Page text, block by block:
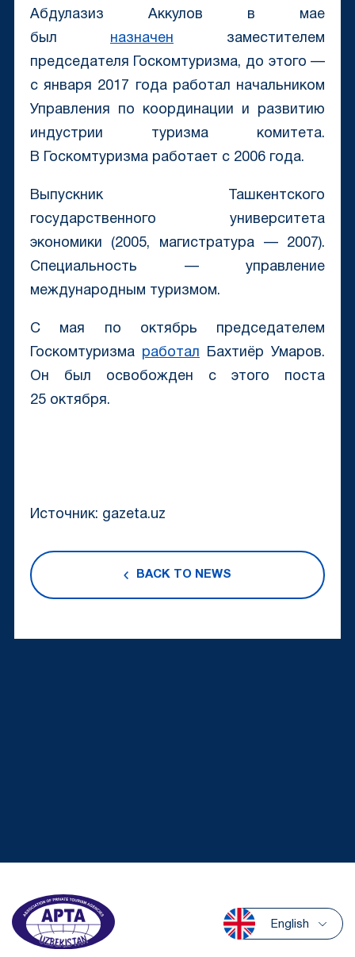
Абдулазиз Аккулов в мае
был назначен заместителем
председателя Госкомтуризма, до этого —
с января 2017 года работал начальником
Управления по координации и развитию
индустрии туризма комитета.
В Госкомтуризма работает с 2006 года.
Выпускник Ташкентского
государственного университета
экономики (2005, магистратура — 2007).
Специальность — управление
международным туризмом.
С мая по октябрь председателем
Госкомтуризма работал Бахтиёр Умаров.
Он был освобожден с этого поста
25 октября.
Источник: gazeta.uz
BACK TO NEWS
English